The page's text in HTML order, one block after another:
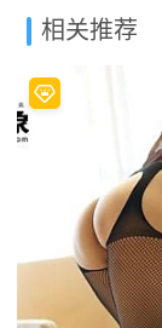
相关推荐